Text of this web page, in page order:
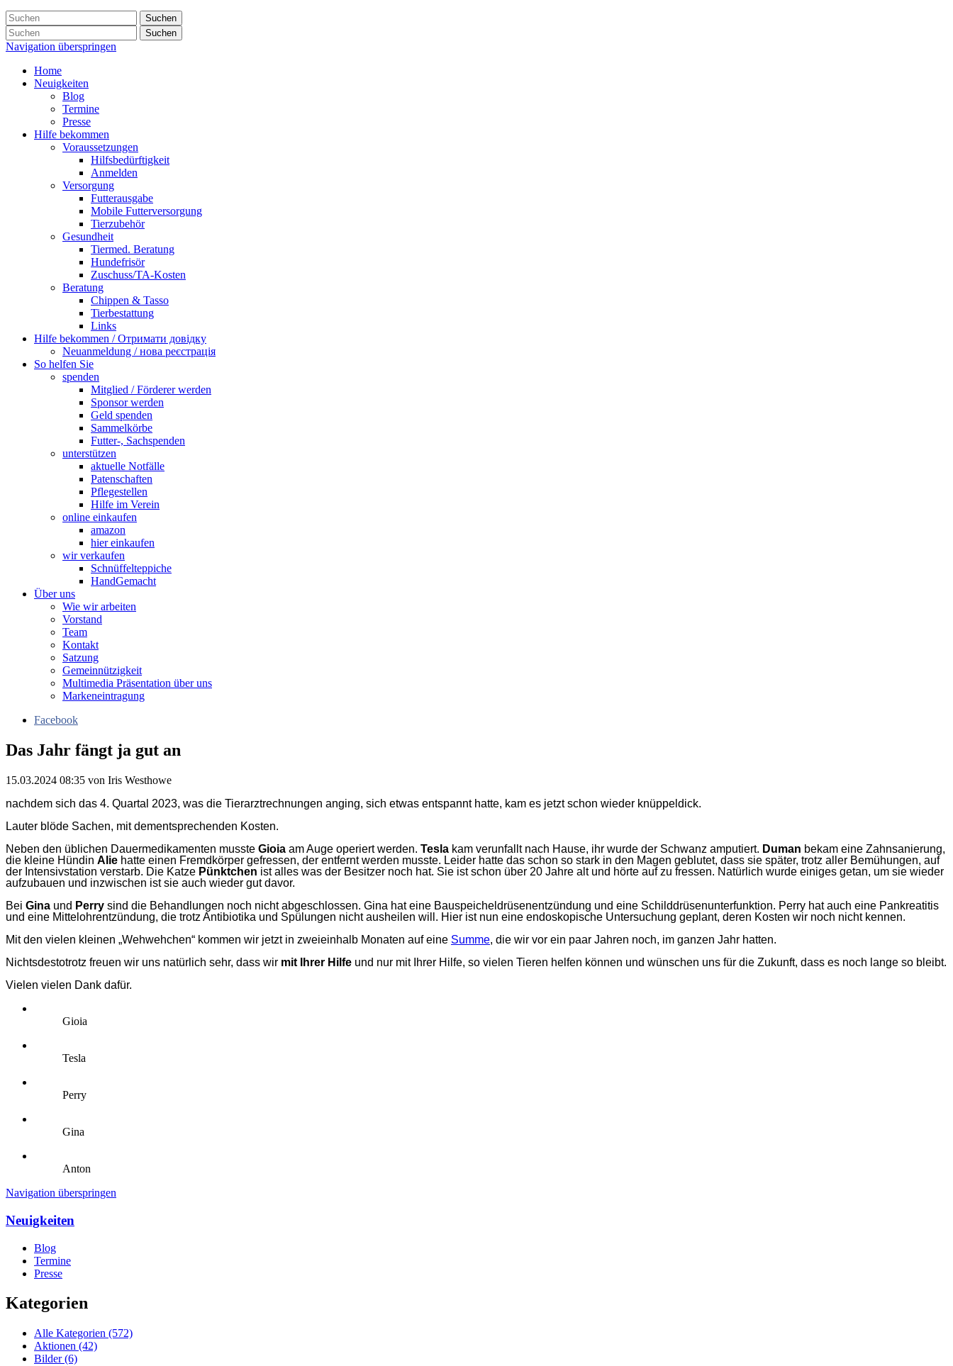
Suchen
Suchen
Navigation überspringen
Home
Neuigkeiten
Blog
Termine
Presse
Hilfe bekommen
Voraussetzungen
Hilfsbedürftigkeit
Anmelden
Versorgung
Futterausgabe
Mobile Futterversorgung
Tierzubehör
Gesundheit
Tiermed. Beratung
Hundefrisör
Zuschuss/TA-Kosten
Beratung
Chippen & Tasso
Tierbestattung
Links
Hilfe bekommen / Отримати довідку
Neuanmeldung / нова реєстрація
So helfen Sie
spenden
Mitglied / Förderer werden
Sponsor werden
Geld spenden
Sammelkörbe
Futter-, Sachspenden
unterstützen
aktuelle Notfälle
Patenschaften
Pflegestellen
Hilfe im Verein
online einkaufen
amazon
hier einkaufen
wir verkaufen
Schnüffelteppiche
HandGemacht
Über uns
Wie wir arbeiten
Vorstand
Team
Kontakt
Satzung
Gemeinnützigkeit
Multimedia Präsentation über uns
Markeneintragung
Facebook
Das Jahr fängt ja gut an
15.03.2024 08:35 von Iris Westhowe
nachdem sich das 4. Quartal 2023, was die Tierarztrechnungen anging, sich etwas entspannt hatte, kam es jetzt schon wieder knüppeldick.
Lauter blöde Sachen, mit dementsprechenden Kosten.
Neben den üblichen Dauermedikamenten musste Gioia am Auge operiert werden. Tesla kam verunfallt nach Hause, ihr wurde der Schwanz amputiert. Duman bekam eine Zahnsanierung,
die kleine Hündin Alie hatte einen Fremdkörper gefressen, der entfernt werden musste. Leider hatte das schon so stark in den Magen geblutet, dass sie später, trotz aller Bemühungen, auf
der Intensivstation verstarb. Die Katze Pünktchen ist alles was der Besitzer noch hat. Sie ist schon über 20 Jahre alt und hörte auf zu fressen. Natürlich wurde einiges getan, um sie wieder
aufzubauen und inzwischen ist sie auch wieder gut davor.
Bei Gina und Perry sind die Behandlungen noch nicht abgeschlossen. Gina hat eine Bauspeicheldrüsenentzündung und eine Schilddrüsenunterfunktion. Perry hat auch eine Pankreatitis
und eine Mittelohrentzündung, die trotz Antibiotika und Spülungen nicht ausheilen will. Hier ist nun eine endoskopische Untersuchung geplant, deren Kosten wir noch nicht kennen.
Mit den vielen kleinen „Wehwehchen“ kommen wir jetzt in zweieinhalb Monaten auf eine Summe, die wir vor ein paar Jahren noch, im ganzen Jahr hatten.
Nichtsdestotrotz freuen wir uns natürlich sehr, dass wir mit Ihrer Hilfe und nur mit Ihrer Hilfe, so vielen Tieren helfen können und wünschen uns für die Zukunft, dass es noch lange so bleibt.
Vielen vielen Dank dafür.
Gioia
Tesla
Perry
Gina
Anton
Navigation überspringen
Neuigkeiten
Blog
Termine
Presse
Kategorien
Alle Kategorien (572)
Aktionen (42)
Bilder (6)